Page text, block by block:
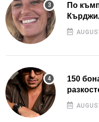
По
150